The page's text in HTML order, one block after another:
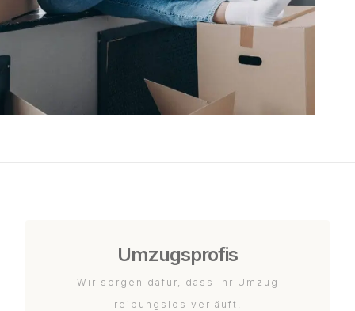
Umzugsprofis
Wir sorgen dafür, dass Ihr Umzug
reibungslos verläuft.